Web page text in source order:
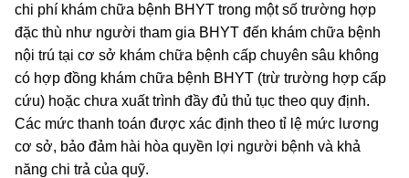
chi phí khám chữa bệnh BHYT trong một số trường hợp
đặc thù như người tham gia BHYT đến khám chữa bệnh
nội trú tại cơ sở khám chữa bệnh cấp chuyên sâu không
có hợp đồng khám chữa bệnh BHYT (trừ trường hợp cấp
cứu) hoặc chưa xuất trình đầy đủ thủ tục theo quy định.
Các mức thanh toán được xác định theo tỉ lệ mức lương
cơ sở, bảo đảm hài hòa quyền lợi người bệnh và khả
năng chi trả của quỹ.